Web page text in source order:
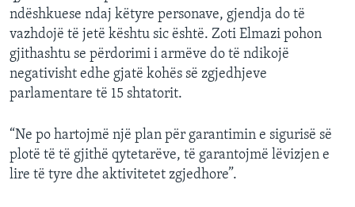
ndëshkuese ndaj këtyre personave, gjendja do të
vazhdojë të jetë kështu sic është. Zoti Elmazi pohon
gjithashtu se përdorimi i armëve do të ndikojë
negativisht edhe gjatë kohës së zgjedhjeve
parlamentare të 15 shtatorit.
“Ne po hartojmë një plan për garantimin e sigurisë së
plotë të të gjithë qytetarëve, të garantojmë lëvizjen e
lire të tyre dhe aktivitetet zgjedhore”.